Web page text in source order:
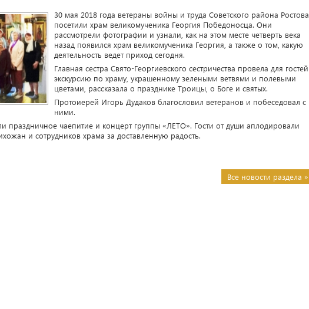
30 мая 2018 года ветераны войны и труда Советского района Ростова
посетили храм великомученика Георгия Победоносца. Они
рассмотрели фотографии и узнали, как на этом месте четверть века
назад появился храм великомученика Георгия, а также о том, какую
деятельность ведет приход сегодня.
Главная сестра Свято-Георгиевского сестричества провела для гостей
экскурсию по храму, украшенному зелеными ветвями и полевыми
цветами, рассказала о празднике Троицы, о Боге и святых.
Протоиерей Игорь Дудаков благословил ветеранов и побеседовал с
ними.
праздничное чаепитие и концерт группы «ЛЕТО». Гости от души аплодировали
и сотрудников храма за доставленную радость.
Все новости раздела »